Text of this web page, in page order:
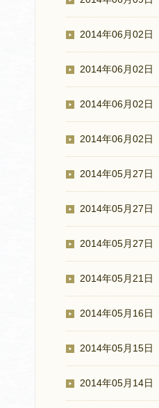
2014年06月02日
2014年06月02日
2014年06月02日
2014年06月02日
2014年05月27日
2014年05月27日
2014年05月27日
2014年05月21日
2014年05月16日
2014年05月15日
2014年05月14日